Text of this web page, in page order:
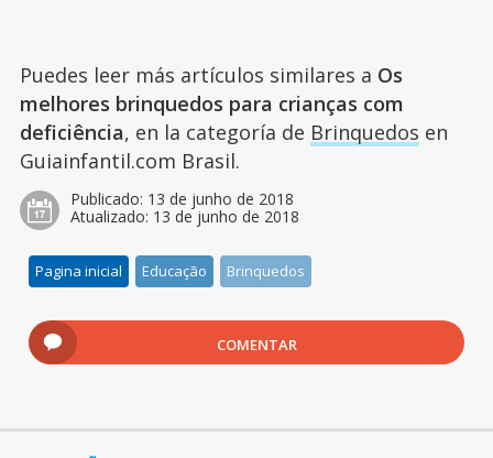
Puedes leer más artículos similares a Os
melhores brinquedos para crianças com
deficiência, en la categoría de Brinquedos en
Guiainfantil.com Brasil.
Publicado: 13 de junho de 2018
Atualizado: 13 de junho de 2018
Pagina inicial Educação Brinquedos
COMENTAR